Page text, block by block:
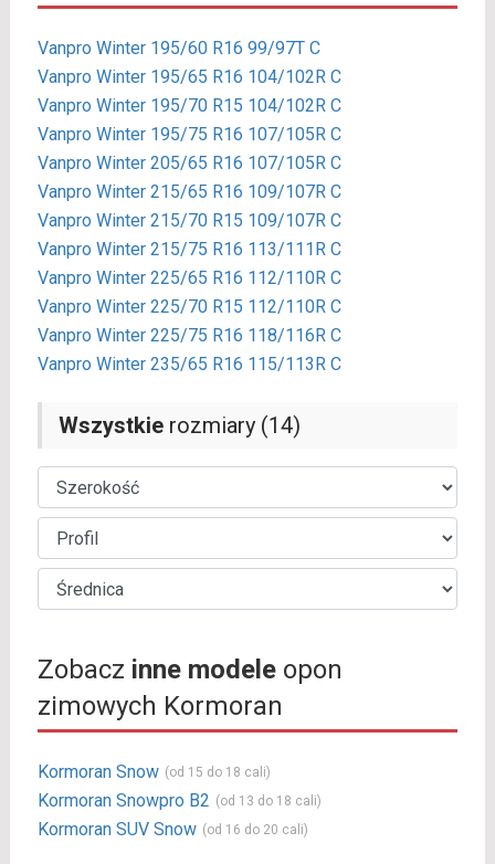
Vanpro Winter 195/60 R16 99/97T C
Vanpro Winter 195/65 R16 104/102R C
Vanpro Winter 195/70 R15 104/102R C
Vanpro Winter 195/75 R16 107/105R C
Vanpro Winter 205/65 R16 107/105R C
Vanpro Winter 215/65 R16 109/107R C
Vanpro Winter 215/70 R15 109/107R C
Vanpro Winter 215/75 R16 113/111R C
Vanpro Winter 225/65 R16 112/110R C
Vanpro Winter 225/70 R15 112/110R C
Vanpro Winter 225/75 R16 118/116R C
Vanpro Winter 235/65 R16 115/113R C
Wszystkierozmiary (14)
Zobacz inne modeleopon
zimowych Kormoran
Kormoran Snow (od 15 do 18 cali)
Kormoran Snowpro B2 (od 13 do 18 cali)
Kormoran SUV Snow (od 16 do 20 cali)